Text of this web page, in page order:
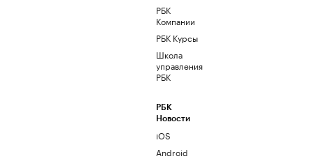
РБК
Компании
РБК Курсы
Школа
управления
РБК
РБК
Новости
iOS
Android